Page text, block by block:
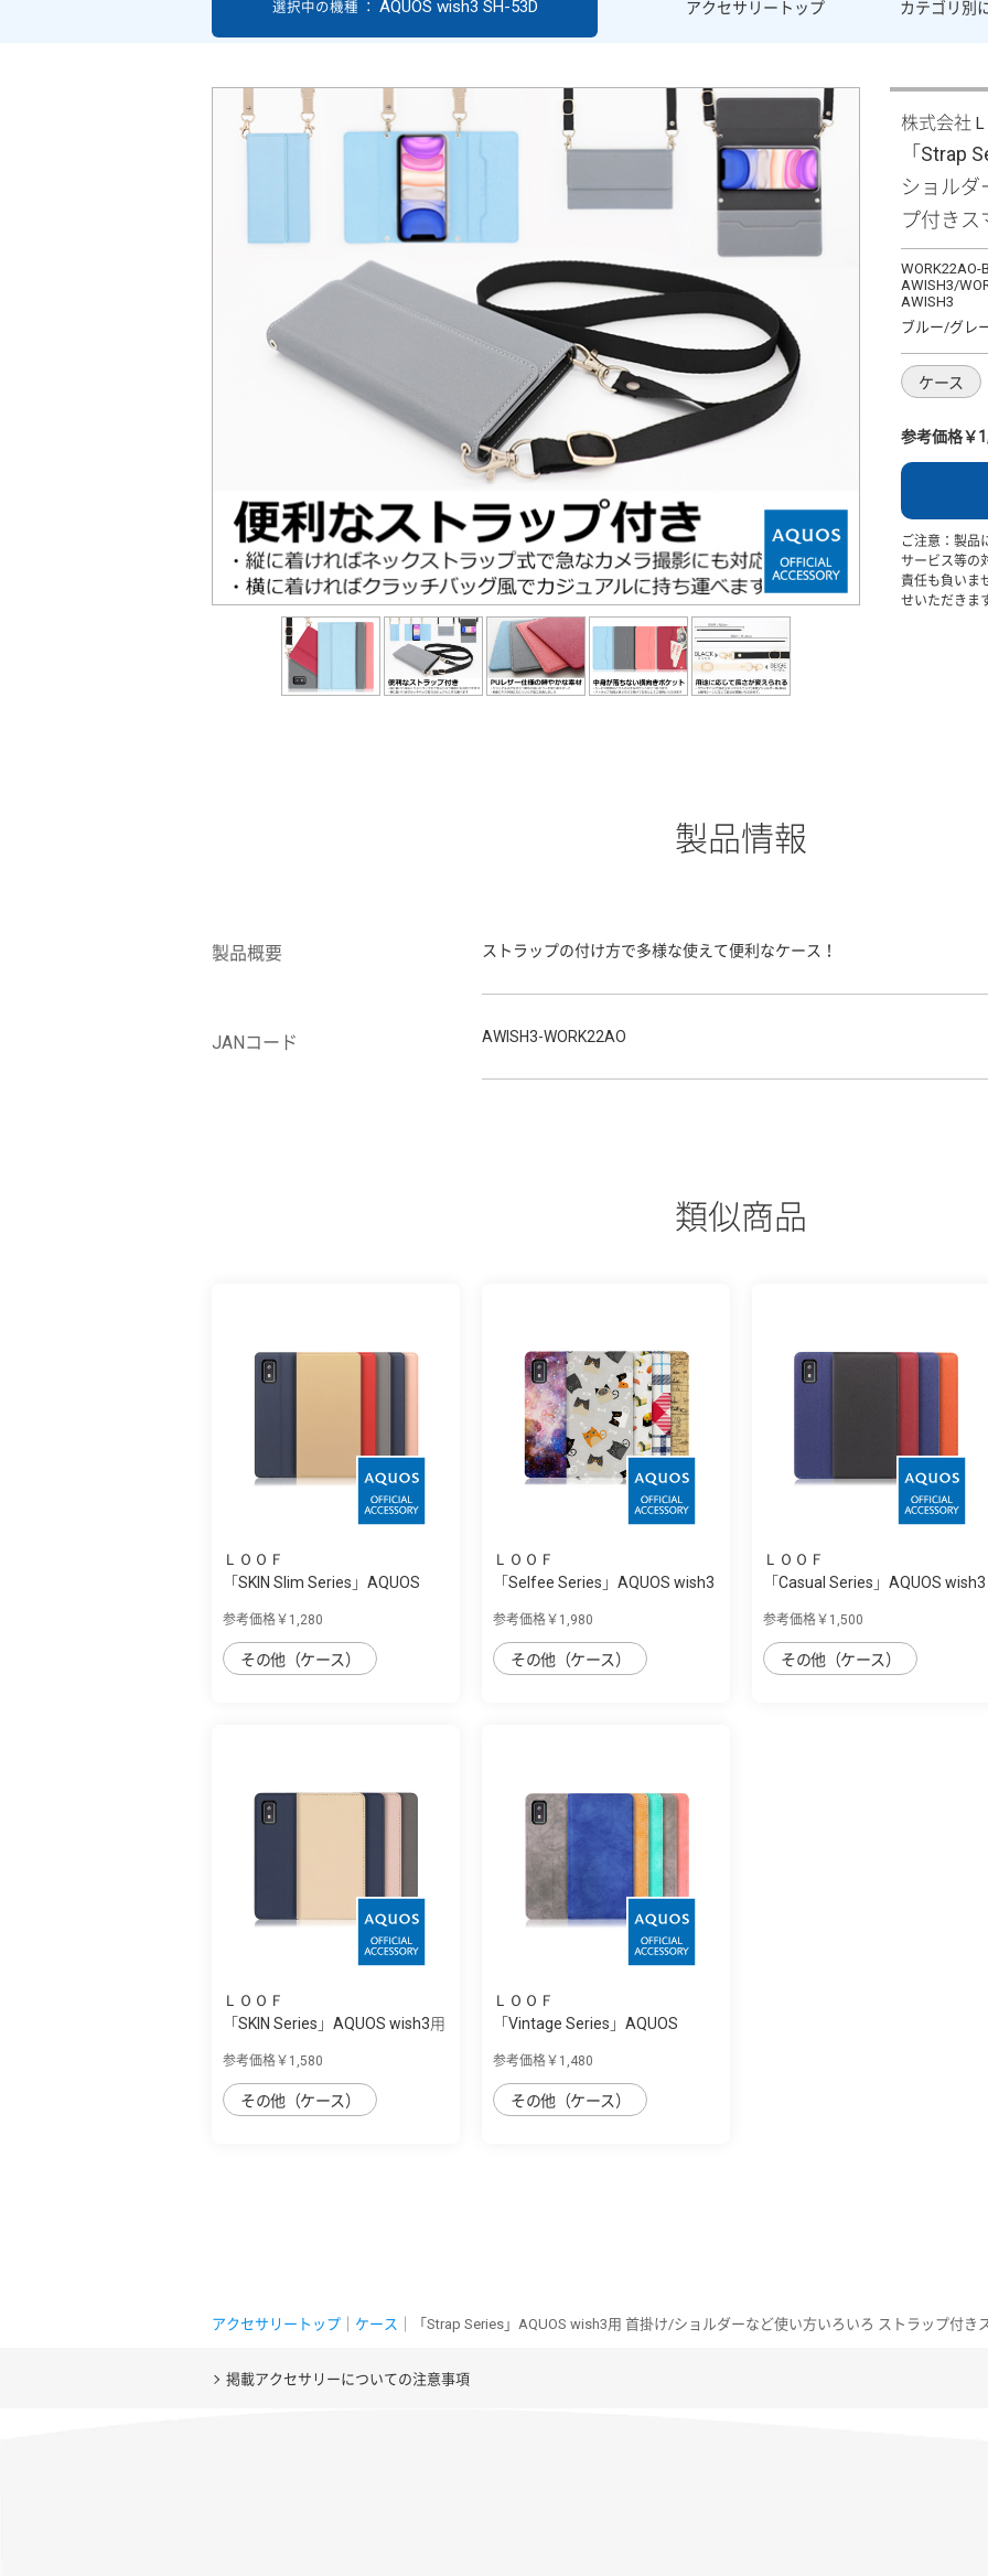
アクセサリー トップ カテゴリ別
選択中の機種 ： AQUOS wish3 SH-53D
株式会社
「Strap
ショルダ
プ付きス
WORK22AO-
AWISH3/
AWISH3
ブルー/グレ
ケース
参考価格￥
ご注意：製品
サービス等の
責任も負いま
せいただきま
製品情報
製品概要 ストラップの付け方で多様な使えて便利なケース！
JANコード AWISH3-WORK22AO
類似商品
ＬＯＯＦ
「SKIN Slim Series」AQUOS
参考価格￥1,280
その他（ケース）
ＬＯＯＦ
「Selfee Series」AQUOS wish3
参考価格￥1,980
その他（ケース）
ＬＯＯＦ
「Casual Series」AQUOS wish3
参考価格￥1,500
その他（ケース）
ＬＯＯＦ
「SKIN Series」AQUOS wish3用
参考価格￥1,580
その他（ケース）
ＬＯＯＦ
「Vintage Series」AQUOS
参考価格￥1,480
その他（ケース）
アクセサリートップ ケース ｜「Strap Series」AQUOS wish3用 首掛け/ショルダーなど使い方いろいろ ストラップ付き
掲載アクセサリーについての注意事項